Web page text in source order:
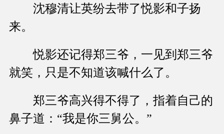
沈穆清让英纷去带了悦影和子扬
来。
悦影还记得郑三爷，一见到郑三爷
就笑，只是不知道该喊什么了。
郑三爷高兴得不得了，指着自己的
鼻子道：“我是你三舅公。”